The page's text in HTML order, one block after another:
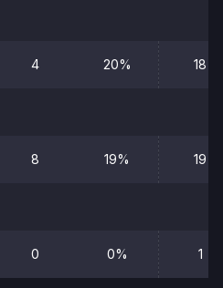
4 20% 18
8 19% 19
0 0% 1